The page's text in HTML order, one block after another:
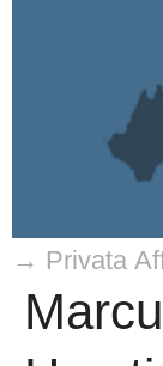
→ Privata